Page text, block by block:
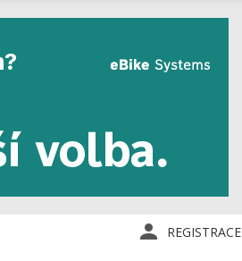
REGISTRACE